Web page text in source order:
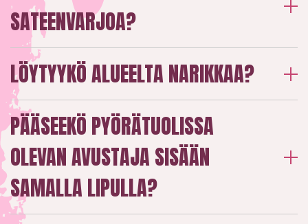
SATEENVARJOA?
LÖYTYYKÖ ALUEELTA NARIKKAA?
PÄÄSEEKÖ PYÖRÄTUOLISSA
OLEVAN AVUSTAJA SISÄÄN
SAMALLA LIPULLA?